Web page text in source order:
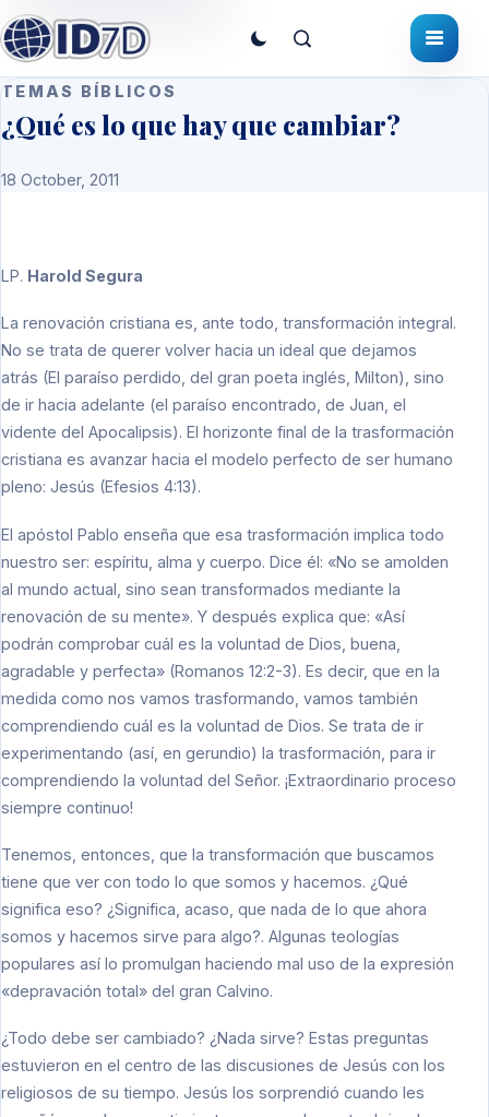
TEMAS BÍBLICOS
¿Qué es lo que hay que cambiar?
18 October, 2011
LP. Harold Segura
La renovación cristiana es, ante todo, transformación integral.
No se trata de querer volver hacia un ideal que dejamos
atrás (El paraíso perdido, del gran poeta inglés, Milton), sino
de ir hacia adelante (el paraíso encontrado, de Juan, el
vidente del Apocalipsis). El horizonte final de la trasformación
cristiana es avanzar hacia el modelo perfecto de ser humano
pleno: Jesús (Efesios 4:13).
El apóstol Pablo enseña que esa trasformación implica todo
nuestro ser: espíritu, alma y cuerpo. Dice él: «No se amolden
al mundo actual, sino sean transformados mediante la
renovación de su mente». Y después explica que: «Así
podrán comprobar cuál es la voluntad de Dios, buena,
agradable y perfecta» (Romanos 12:2-3). Es decir, que en la
medida como nos vamos trasformando, vamos también
comprendiendo cuál es la voluntad de Dios. Se trata de ir
experimentando (así, en gerundio) la trasformación, para ir
comprendiendo la voluntad del Señor. ¡Extraordinario proceso
siempre continuo!
Tenemos, entonces, que la transformación que buscamos
tiene que ver con todo lo que somos y hacemos. ¿Qué
significa eso? ¿Significa, acaso, que nada de lo que ahora
somos y hacemos sirve para algo?. Algunas teologías
populares así lo promulgan haciendo mal uso de la expresión
«depravación total» del gran Calvino.
¿Todo debe ser cambiado? ¿Nada sirve? Estas preguntas
estuvieron en el centro de las discusiones de Jesús con los
religiosos de su tiempo. Jesús los sorprendió cuando les